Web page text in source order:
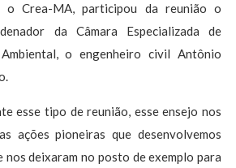
Crea-MA, participou da reunião o
da Câmara Especializada de
o engenheiro civil Antônio
esse tipo de reunião, esse ensejo nos
ações pioneiras que desenvolvemos
nos deixaram no posto de exemplo para